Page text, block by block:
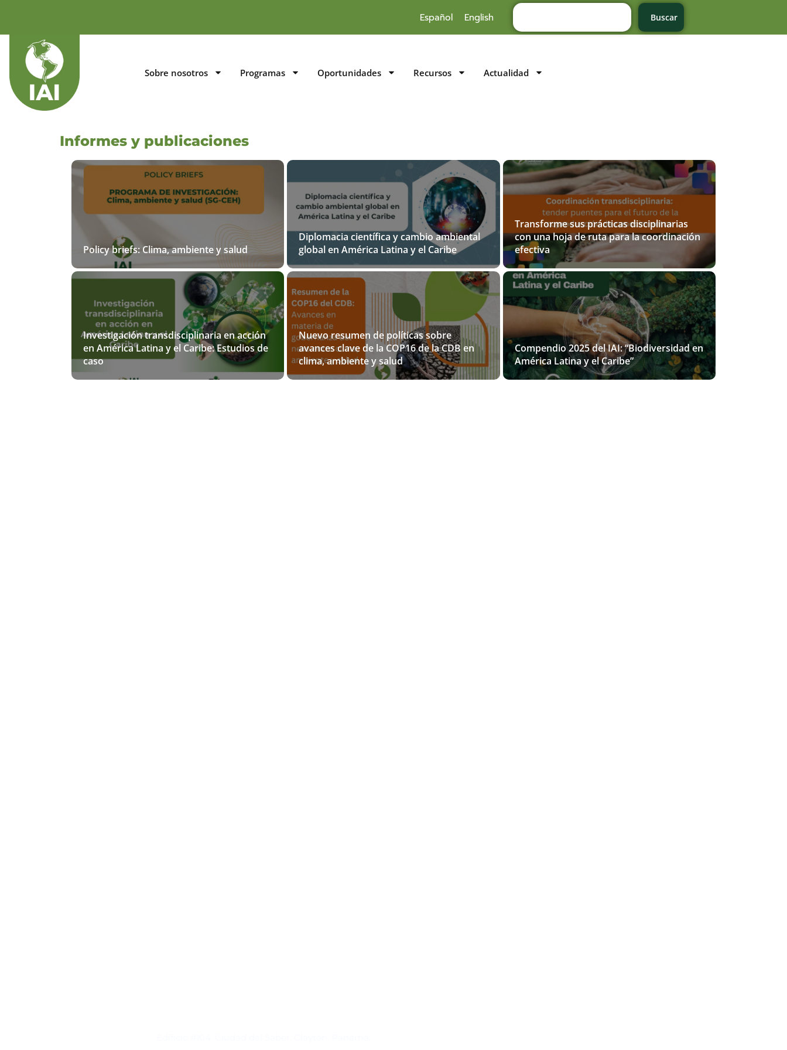
Español English Buscar
Sobre nosotros Programas Oportunidades Recursos Actualidad
Informes y publicaciones
Policy briefs: Clima, ambiente y salud
Diplomacia científica y cambio ambiental
global en América Latina y el Caribe
Transforme sus prácticas disciplinarias
con una hoja de ruta para la coordinación
efectiva
Investigación transdisciplinaria en acción
en América Latina y el Caribe: Estudios de
caso
Nuevo resumen de políticas sobre
avances clave de la COP16 de la CDB en
clima, ambiente y salud
Compendio 2025 del IAI: “Biodiversidad en
América Latina y el Caribe”